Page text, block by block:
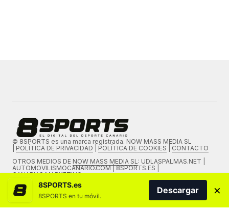
© 8SPORTS es una marca registrada. NOW MASS MEDIA SL
POLÍTICA DE PRIVACIDAD POLÍTICA DE COOKIES
CONTACTO
OTROS MEDIOS DE NOW MASS MEDIA SL: UDLASPALMAS.NET |
AUTOMOVILISMOCANARIO.COM | 8SPORTS.ES |
CANARIAS.MARKETING
8SPORTS.es
8SPORTS en tu móvil.
Descargar ×